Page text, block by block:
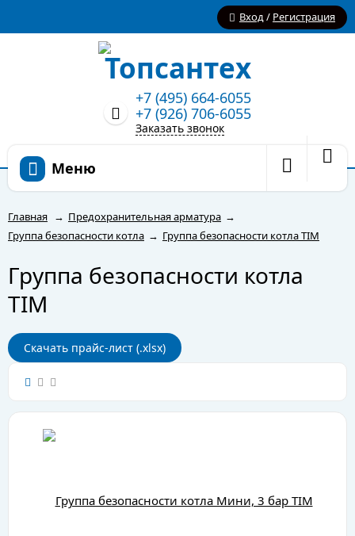
Вход/ Регистрация
+7 (495) 664-6055
+7 (926) 706-6055
Заказать звонок
Меню
Главная → Предохранительная арматура →
Группа безопасности котла → Группа безопасности котла TIM
Группа безопасности котла
TIM
Скачать прайс-лист (.xlsx)